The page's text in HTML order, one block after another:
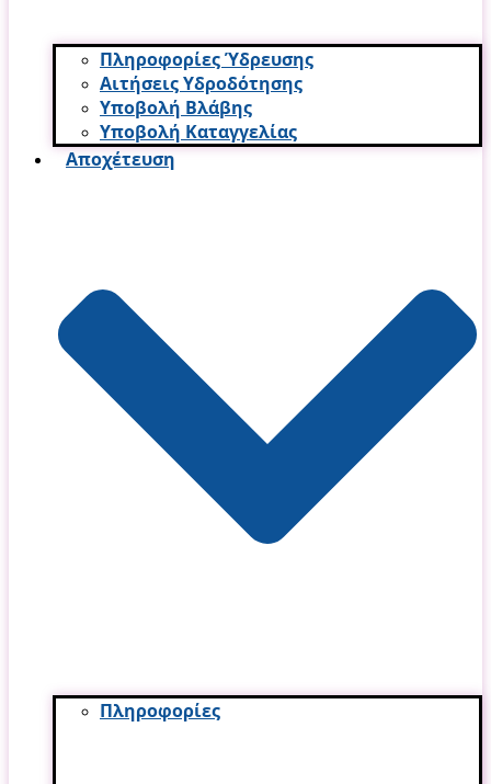
Πληροφορίες Ύδρευσης
Αιτήσεις Υδροδότησης
Υποβολή Βλάβης
Υποβολή Καταγγελίας
Αποχέτευση
Πληροφορίες